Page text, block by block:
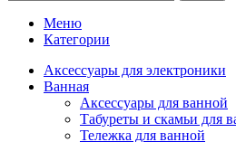
Меню
Категории
Аксессуары для электроники
Ванная
Аксессуары для ванной
Табуреты и скамьи для
Тележка для ванной